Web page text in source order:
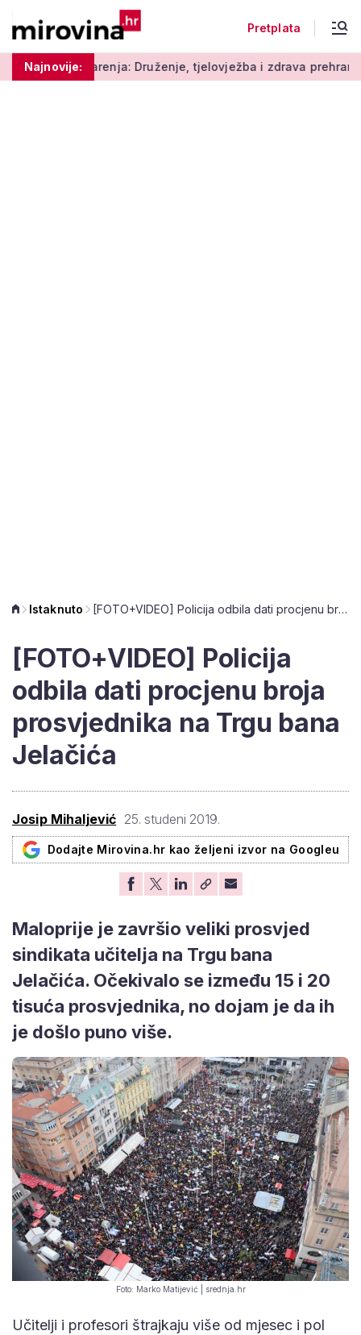
Pretplata
Najnovije:
Druženje, tjelovježba i zdrava prehrana za umirovljenike
Istaknuto [FOTO+VIDEO] Policija odbila dati procjenu broja prosvjednika na Trgu bana Jelačića
[FOTO+VIDEO] Policija
odbila dati procjenu broja
prosvjednika na Trgu bana
Jelačića
Josip Mihaljević 25. studeni 2019.
Dodajte Mirovina.hr kao željeni izvor na Googleu
Maloprije je završio veliki prosvjed
sindikata učitelja na Trgu bana
Jelačića. Očekivalo se između 15 i 20
tisuća prosvjednika, no dojam je da ih
je došlo puno više.
Foto: Marko Matijević | srednja.hr
Učitelji i profesori štrajkaju više od mjesec i pol